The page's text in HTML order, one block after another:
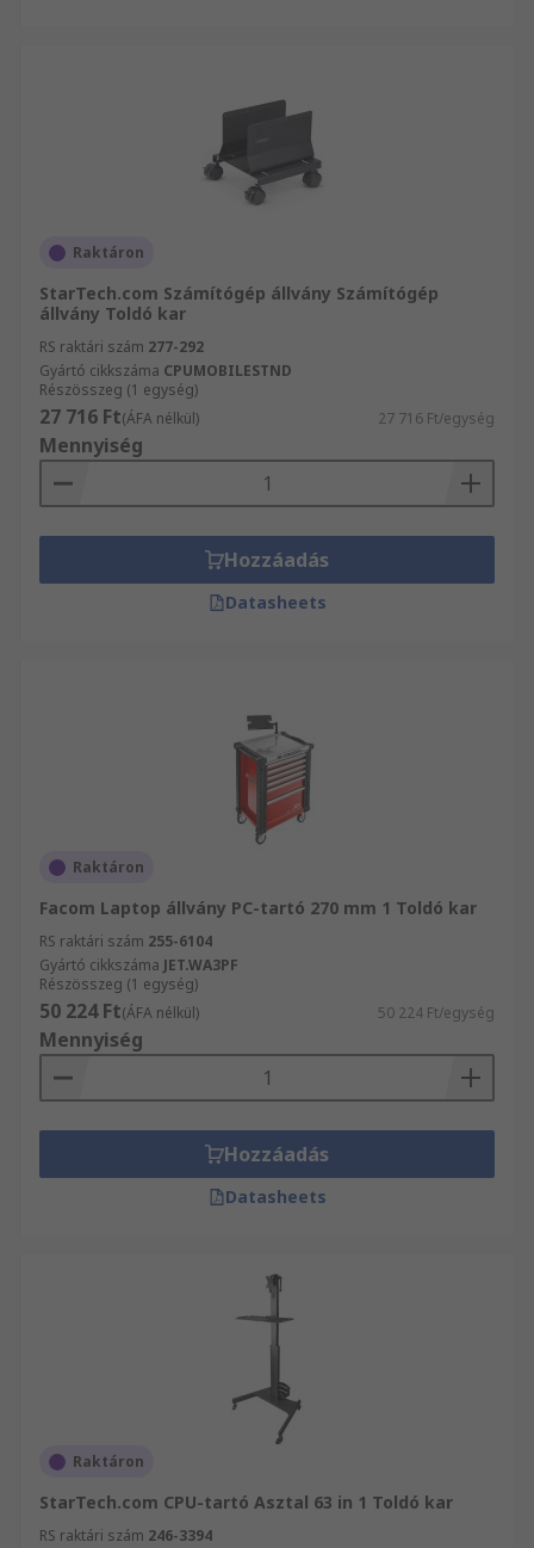
Raktáron
StarTech.com Számítógép állvány Számítógép
állvány Toldó kar
RS raktári szám 277-292
Gyártó cikkszáma CPUMOBILESTND
Részösszeg (1 egység)
27 716 Ft(ÁFA nélkül) 27 716 Ft/egység
Mennyiség
Hozzáadás
Datasheets
Raktáron
Facom Laptop állvány PC-tartó 270 mm 1 Toldó kar
RS raktári szám 255-6104
Gyártó cikkszáma JET.WA3PF
Részösszeg (1 egység)
50 224 Ft(ÁFA nélkül) 50 224 Ft/egység
Mennyiség
Hozzáadás
Datasheets
Raktáron
StarTech.com CPU-tartó Asztal 63 in 1 Toldó kar
RS raktári szám 246-3394